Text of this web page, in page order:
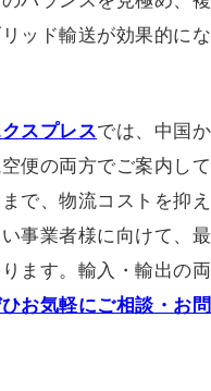
ッド輸送が効果的に
スプレスでは、中国
便の両方でご案内し
で、物流コストを抑
事業者様に向けて、
ます。輸入・輸出の
お気軽にご相談・お